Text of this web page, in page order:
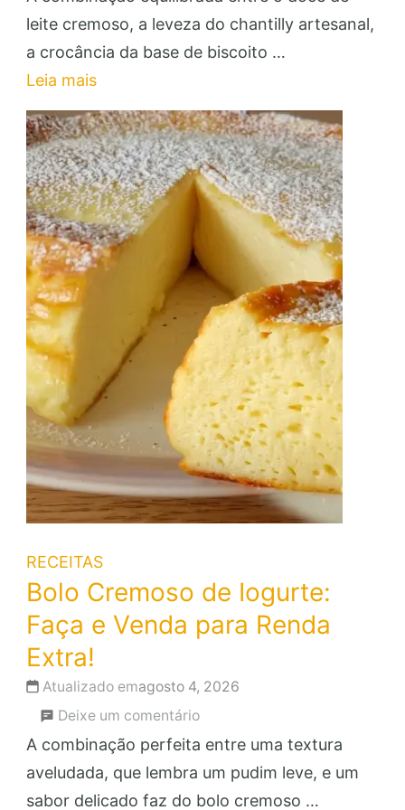
na
Travessa:
e
Venda
Essa
Sobremesa
Lucrativa!
leite cremoso, a leveza do chantilly artesanal,
a crocância da base de biscoito …
Leia mais
RECEITAS
Bolo Cremoso de Iogurte:
Faça e Venda para Renda
Extra!
Atualizado emagosto 4, 2026
Deixe um comentárioem
Bolo
Cremoso
de
A combinação perfeita entre uma textura
aveludada, que lembra um pudim leve, e um
sabor delicado faz do bolo cremoso …